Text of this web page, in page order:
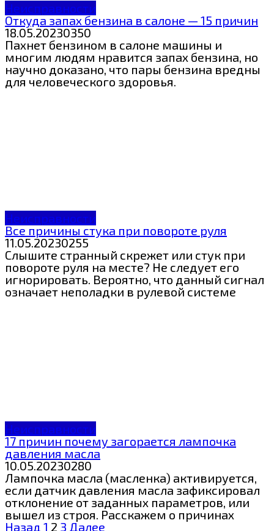
Неисправности
Откуда запах бензина в салоне — 15 причин
18.05.20230350
Пахнет бензином в салоне машины и
многим людям нравится запах бензина, но
научно доказано, что пары бензина вредны
для человеческого здоровья.
Неисправности
Все причины стука при повороте руля
11.05.20230255
Слышите странный скрежет или стук при
повороте руля на месте? Не следует его
игнорировать. Вероятно, что данный сигнал
означает неполадки в рулевой системе
Неисправности
17 причин почему загорается лампочка
давления масла
10.05.20230280
Лампочка масла (масленка) активируется,
если датчик давления масла зафиксировал
отклонение от заданных параметров, или
вышел из строя. Расскажем о причинах
Пагинация
Назад 1 2 3 Далее